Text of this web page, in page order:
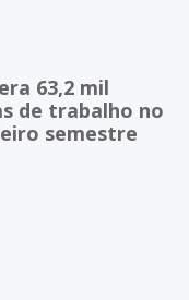
63,2 mil
de trabalho no
semestre